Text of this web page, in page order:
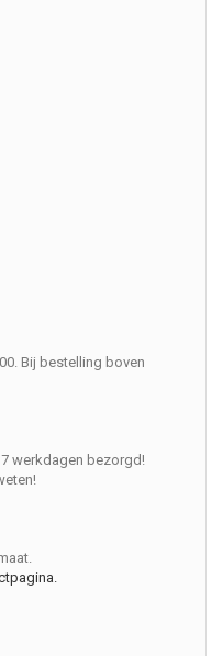
Bij bestelling boven
werkdagen bezorgd!